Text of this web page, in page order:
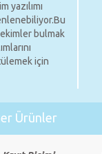
yazılımı
bulmak
için
Ürünler